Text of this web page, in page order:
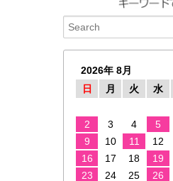
2026年 8月
日
月 火 水
2
3 4 5
9
10 11 12
16
17 18 19
23
24 25 26